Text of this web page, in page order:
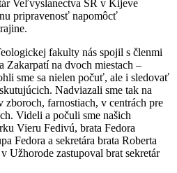
Veľvyslanectva SR v Kijeve
pripravenosť napomôcť
fakulty nás spojil s členmi
Zakarpatí na dvoch miestach –
sme sa nielen počuť, ale i sledovať
Nadviazali sme tak na
zboroch, farnostiach, v centrách pre
Videli a počuli sme našich
Vieru Fedivú, brata Fedora
Fedora a sekretára brata Roberta
Užhorode zastupoval brat sekretár